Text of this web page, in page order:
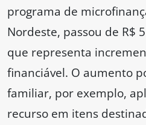
programa de
Nordeste, passou de R$
que representa
financiável. O aumento
familiar, por exemplo,
recurso em itens